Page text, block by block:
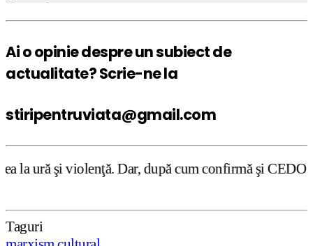
Ai o opinie despre un subiect de
actualitate? Scrie-ne la
stiripentruviata@gmail.com
Dar, după cum confirmă şi CEDO în cazul
Taguri